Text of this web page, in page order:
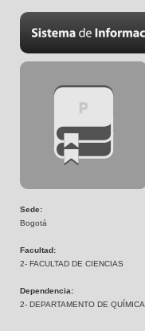
Sede:
Bogotá
Facultad:
2- FACULTAD DE CIENCIAS
Dependencia:
2- DEPARTAMENTO DE QUÍMICA